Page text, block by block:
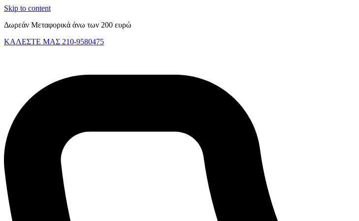
Skip to content
Δωρεάν Μεταφορικά άνω των 200 ευρώ
ΚΑΛΕΣΤΕ ΜΑΣ 210-9580475